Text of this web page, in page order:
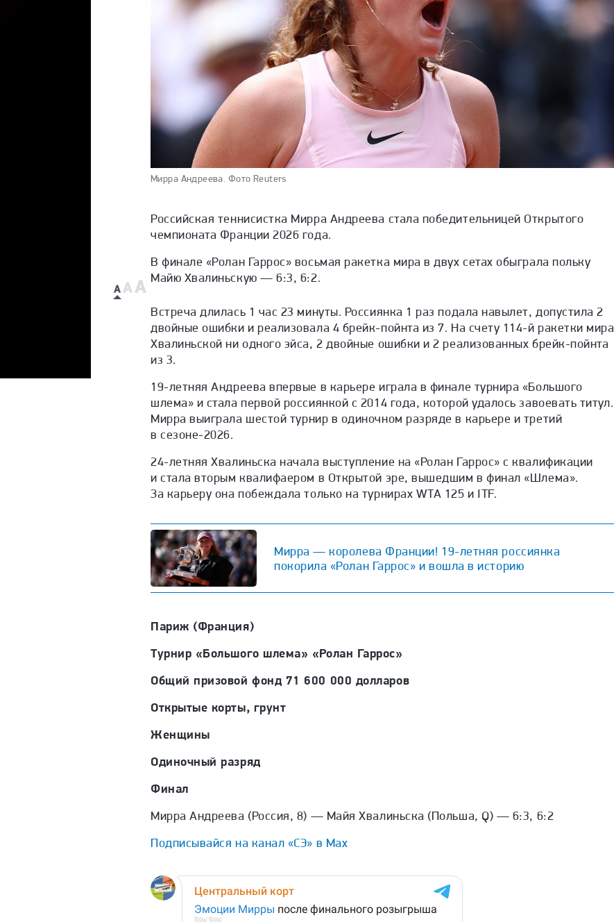
Мирра Андреева. Фото Reuters
Российская теннисистка Мирра Андреева стала победительницей Открытого
чемпионата Франции 2026 года.
В финале «Ролан Гаррос» восьмая ракетка мира в двух сетах обыграла польку
Майю Хвалиньскую — 6:3, 6:2.
Встреча длилась 1 час 23 минуты. Россиянка 1 раз подала навылет, допустила 2
двойные ошибки и реализовала 4 брейк-пойнта из 7. На счету 114-й ракетки мира
Хвалиньской ни одного эйса, 2 двойные ошибки и 2 реализованных брейк-пойнта
из 3.
19-летняя Андреева впервые в карьере играла в финале турнира «Большого
шлема» и стала первой россиянкой с 2014 года, которой удалось завоевать титул.
Мирра выиграла шестой турнир в одиночном разряде в карьере и третий
в сезоне-2026.
24-летняя Хвалиньска начала выступление на «Ролан Гаррос» с квалификации
и стала вторым квалифаером в Открытой эре, вышедшим в финал «Шлема».
За карьеру она побеждала только на турнирах WTA 125 и ITF.
Мирра — королева Франции! 19-летняя россиянка
покорила «Ролан Гаррос» и вошла в историю
Париж (Франция)
Турнир «Большого шлема» «Ролан Гаррос»
Общий призовой фонд 71 600 000 долларов
Открытые корты, грунт
Женщины
Одиночный разряд
Финал
Мирра Андреева (Россия, 8) — Майя Хвалиньска (Польша, Q) — 6:3, 6:2
Подписывайся на канал «СЭ» в Max